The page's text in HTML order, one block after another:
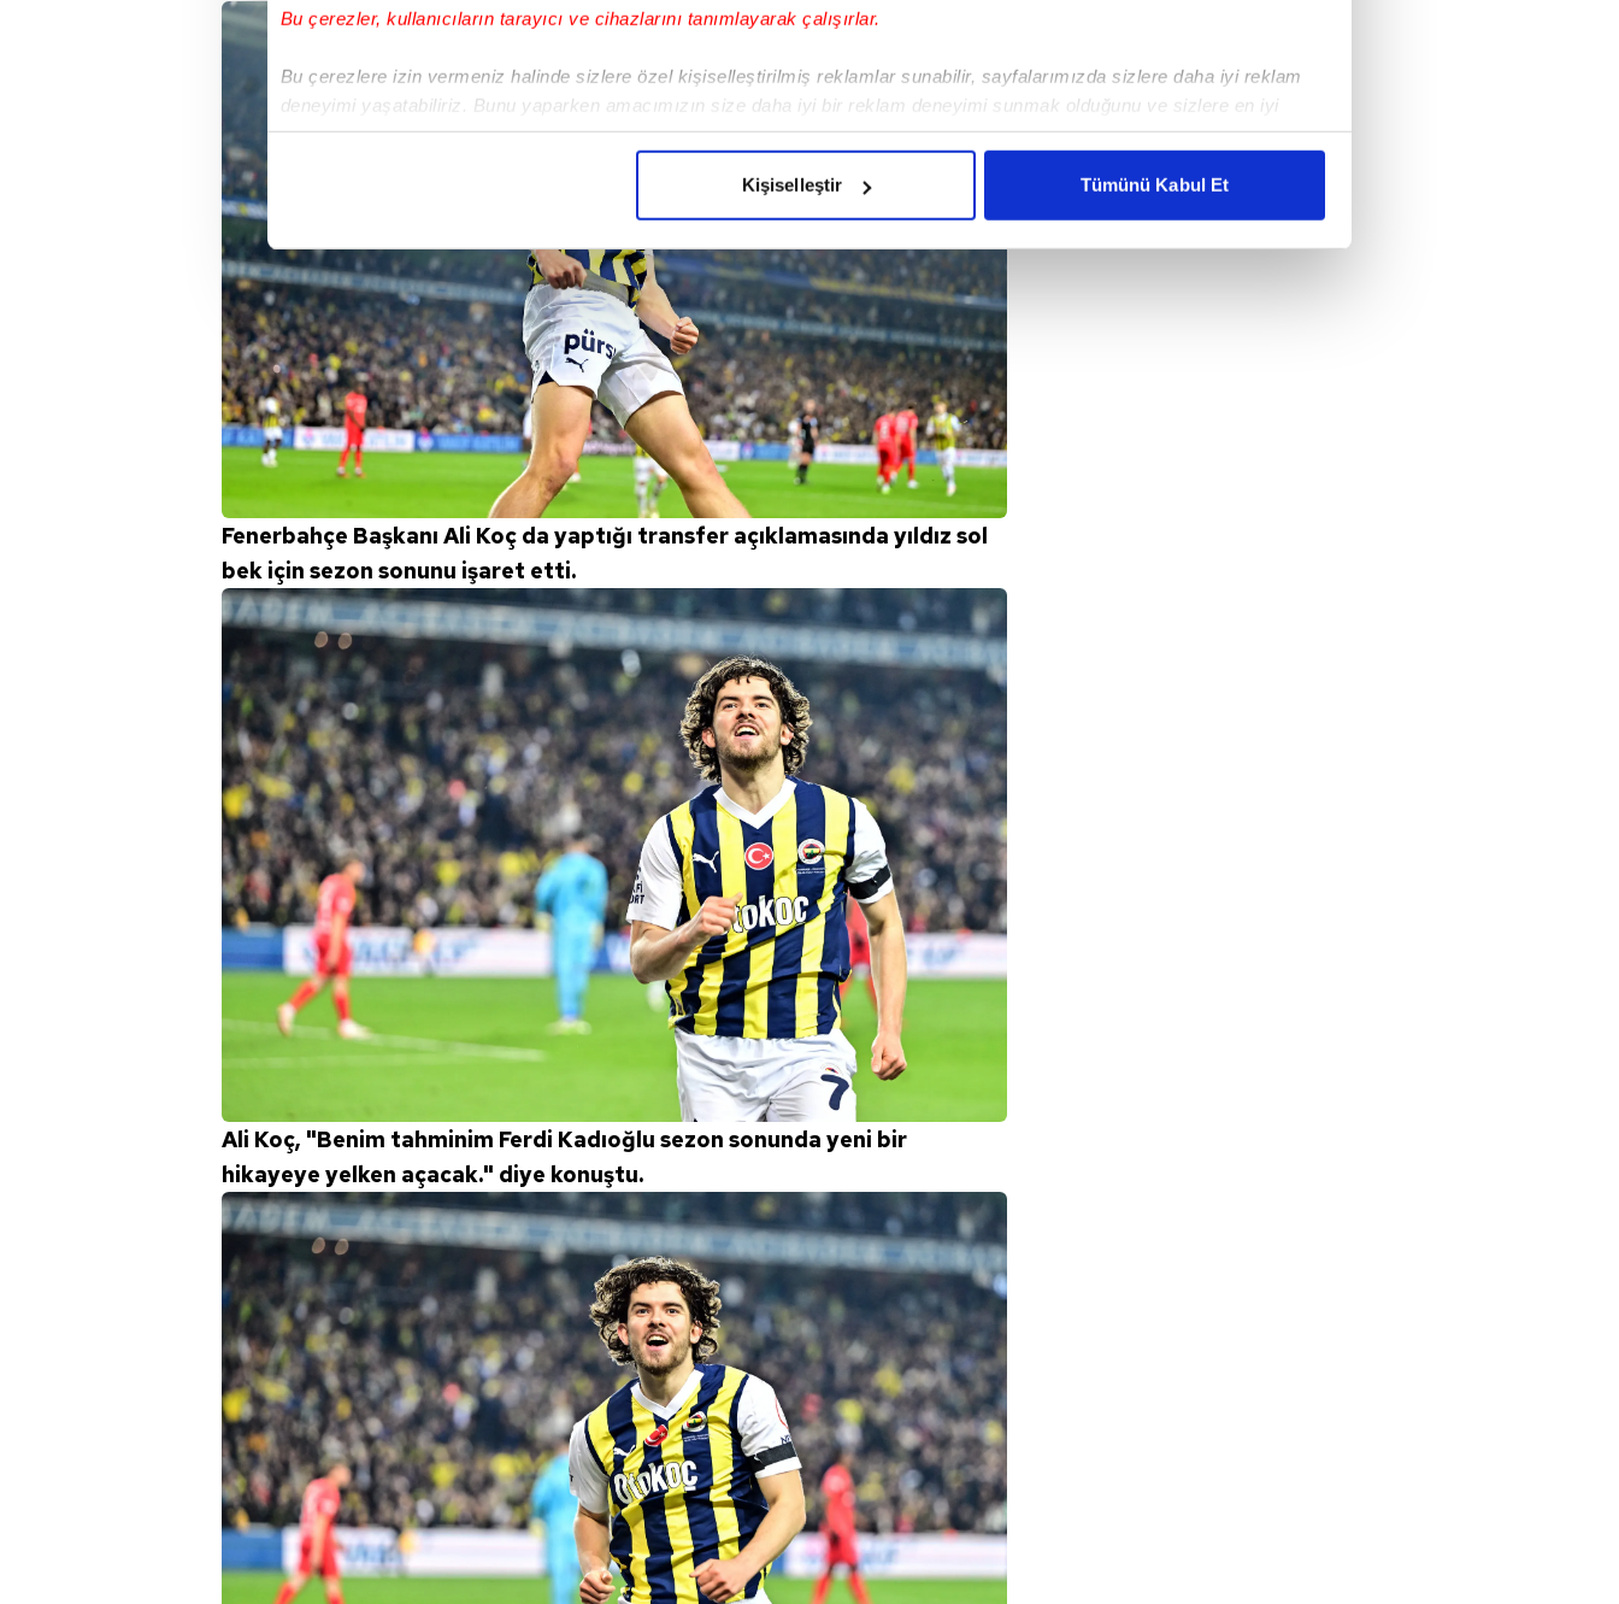
Bu çerezler, kullanıcıların tarayıcı ve cihazlarını tanımlayarak çalışırlar.
Bu çerezlere izin vermeniz halinde sizlere özel kişiselleştirilmiş reklamlar sunabilir, sayfalarımızda sizlere daha iyi reklam
deneyimi yaşatabiliriz. Bunu yaparken amacımızın size daha iyi bir reklam deneyimi sunmak olduğunu ve sizlere en iyi
içerikleri sunabilmek adına elimizden gelen çabayı gösterdiğimizi ve bu noktada, reklamların maliyetlerimizi karşılamak
Her halükârda, kullanıcılar, bu çerezlere izin vermedikleri takdirde, kullanıcılara hedefli reklamlar gösterilmeyecektir."
Sizlere daha iyi bir hizmet sunabilmek için İnternet Sitemizde kendimize ve üçüncü kişilere ait çerezler kullanılmaktadır. Bu
çerezler vasıtasıyla çeşitli kişisel verileriniz işlenmekte olup gerekli olan çerezler bilgi toplumu hizmetlerinin sunulması
amacıyla kullanılmaktadır. Diğer çerezler, sitemizin daha işlevsel kılınması ve kişiselleştirilmesi ve sizlere yönelik
reklam/pazarlama faaliyetlerinin yapılması, amaçlarıyla sınırlı olarak açık rızanız dahilinde kullanılacaktır.
Çerezlere ilişkin tercihlerinizi aşağıda yer alan panel vasıtasıyla belirleyebilirsiniz. Çerezlere ilişkin detaylı bilgi için Ayarlar
butonuna tıklayabilir,Çerez Bilgilendirme Metnimiziziyaret edebilirsiniz.
6698 sayılı Kişisel Verilerin Korunması Kanunu uyarınca hazırlanmış Aydınlatma Metnimizi okumak ve sitemizde ilgili
mevzuata uygun olarak kullanılan çerezlerle ilgili bilgi almak için lütfen tıklayınız .
Kişiselleştir Tümünü Kabul Et
Fenerbahçe Başkanı Ali Koç da yaptığı transfer açıklamasında yıldız sol
bek için sezon sonunu işaret etti.
Ali Koç, "Benim tahminim Ferdi Kadıoğlu sezon sonunda yeni bir
hikayeye yelken açacak." diye konuştu.